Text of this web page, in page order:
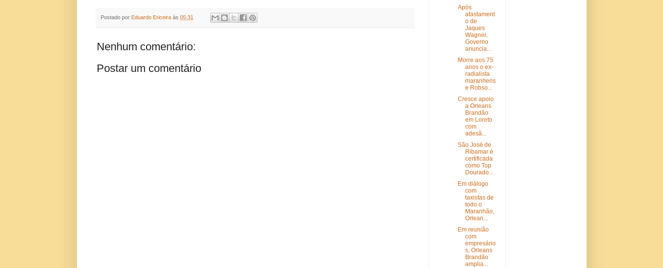
Postado por Eduardo Ericeira às 05:31
Nenhum comentário:
Postar um comentário
Após
afastament
o de
Jaques
Wagner,
Governo
anuncia...
Morre aos 75
anos o ex-
radialista
maranhens
e Robso...
Cresce apoio
a Orleans
Brandão
em Loreto
com
adesã...
São José de
Ribamar é
certificada
como Top
Dourado...
Em diálogo
com
taxistas de
todo o
Maranhão,
Orlean...
Em reunião
com
empresário
s, Orleans
Brandão
amplia...